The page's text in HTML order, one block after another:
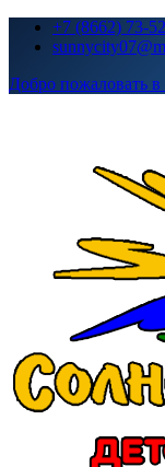
Перейти+7 (8662) 73-
Добро пожаловать в